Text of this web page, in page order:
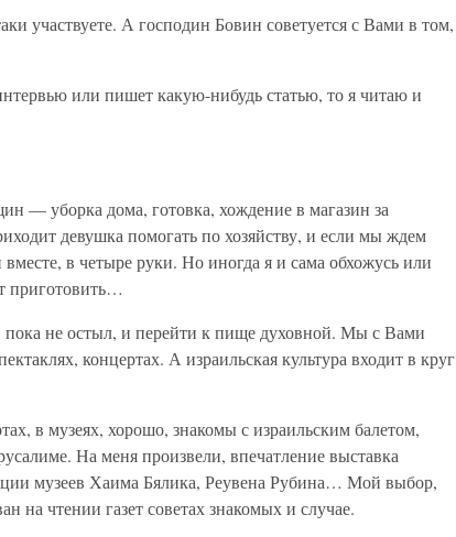
участвуете. А господин Бовин советуется с Вами в том,
или пишет какую-нибудь статью, то я читаю и
— уборка дома, готовка, хождение в магазин за
девушка помогать по хозяйству, и если мы ждем
в четыре руки. Но иногда я и сама обхожусь или
приготовить…
не остыл, и перейти к пище духовной. Мы с Вами
концертах. А израильская культура входит в круг
в музеях, хорошо, знакомы с израильским балетом,
На меня произвели, впечатление выставка
музеев Хаима Бялика, Реувена Рубина… Мой выбор,
на чтении газет советах знакомых и случае.